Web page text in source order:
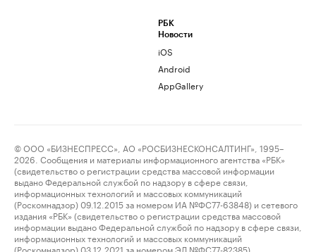
РБК
Новости
iOS
Android
AppGallery
© ООО «БИЗНЕСПРЕСС», АО «РОСБИЗНЕСКОНСАЛТИНГ», 1995–
2026. Сообщения и материалы информационного агентства «РБК»
(свидетельство о регистрации средства массовой информации
выдано Федеральной службой по надзору в сфере связи,
информационных технологий и массовых коммуникаций
(Роскомнадзор) 09.12.2015 за номером ИА №ФС77-63848) и сетевого
издания «РБК» (свидетельство о регистрации средства массовой
информации выдано Федеральной службой по надзору в сфере связи,
информационных технологий и массовых коммуникаций
(Роскомнадзор) 03.12.2021 за номером ЭЛ №ФС77-82385)